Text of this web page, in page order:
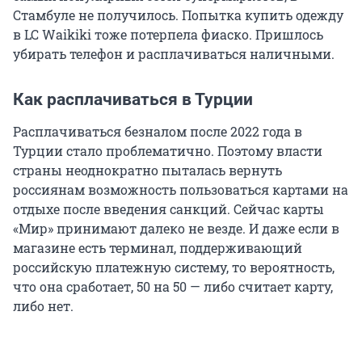
Стамбуле не получилось. Попытка купить одежду
в LC Waikiki тоже потерпела фиаско. Пришлось
убирать телефон и расплачиваться наличными.
Как расплачиваться в Турции
Расплачиваться безналом после 2022 года в
Турции стало проблематично. Поэтому власти
страны неоднократно пыталась вернуть
россиянам возможность пользоваться картами на
отдыхе после введения санкций. Сейчас карты
«Мир» принимают далеко не везде. И даже если в
магазине есть терминал, поддерживающий
российскую платежную систему, то вероятность,
что она сработает, 50 на 50 — либо считает карту,
либо нет.